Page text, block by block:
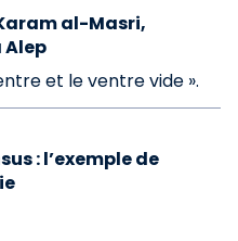
al-Masri,
Alep
et le ventre vide ».
: l’exemple de